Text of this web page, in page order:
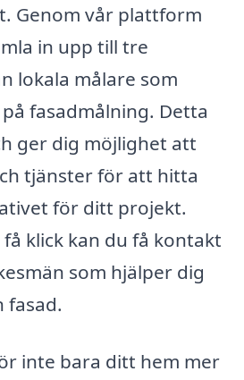
Genom vår plattform
in upp till tre
lokala målare som
fasadmålning. Detta
ger dig möjlighet att
tjänster för att hitta
för ditt projekt.
klick kan du få kontakt
som hjälper dig
fasad.
inte bara ditt hem mer